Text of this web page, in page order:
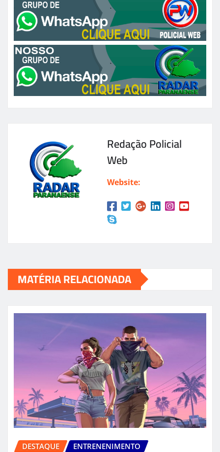
Redação Policial
Web
Website:
MATÉRIA RELACIONADA
DESTAQUE ENTRENENIMENTO